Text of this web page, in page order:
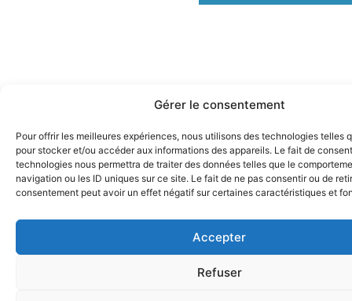
Gérer le consentement
Pour offrir les meilleures expériences, nous utilisons des technologies telles
pour stocker et/ou accéder aux informations des appareils. Le fait de
technologies nous permettra de traiter des données telles que le
navigation ou les ID uniques sur ce site. Le fait de ne pas consentir ou de
consentement peut avoir un effet négatif sur certaines caractéristiques et
Accepter
Refuser